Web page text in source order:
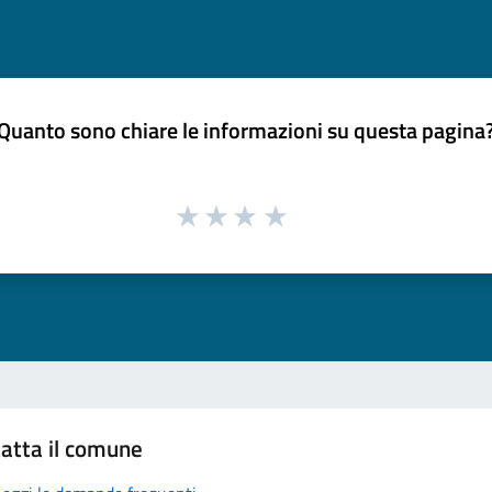
sono chiare le informazioni su questa
il comune